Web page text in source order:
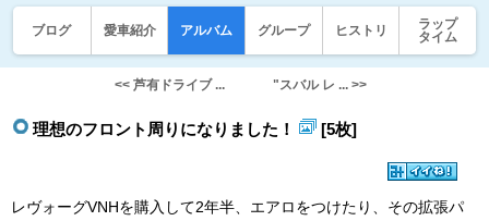
ブログ 愛車紹介 アルバム グループ ヒストリ
ラップ
タイム
<< 芦有ドライブ ... "スバル レ ... >>
理想のフロント周りになりました！ [5枚]
レヴォーグVNHを購入して2年半、エアロをつけたり、その拡張パ